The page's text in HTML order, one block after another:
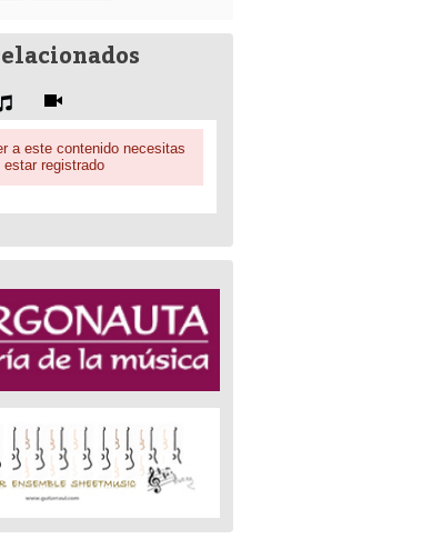
a este contenido necesitas
estar registrado